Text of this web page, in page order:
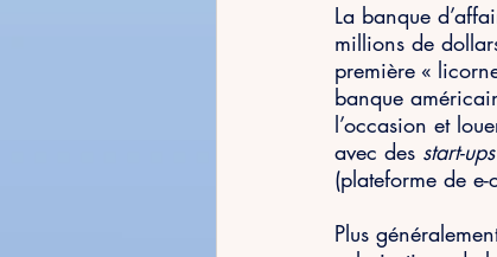
La banque
millions de
première «
banque
l’occasion et
avec des start-ups
(plateforme de
Plus